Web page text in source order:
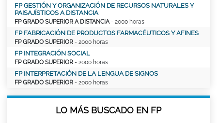
FP GESTIÓN Y ORGANIZACIÓN DE RECURSOS NATURALES Y
PAISAJÍSTICOS A DISTANCIA
FP GRADO SUPERIOR A DISTANCIA- 2000 horas
FP FABRICACIÓN DE PRODUCTOS FARMACÉUTICOS Y AFINES
FP GRADO SUPERIOR - 2000 horas
FP INTEGRACIÓN SOCIAL
FP GRADO SUPERIOR - 2000 horas
FP INTERPRETACIÓN DE LA LENGUA DE SIGNOS
FP GRADO SUPERIOR - 2000 horas
LO MÁS BUSCADO EN FP